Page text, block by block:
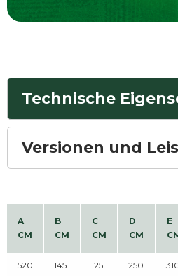
Technische
Versionen und
A
CM
B
CM
C
CM
D
CM
E
520 145 125 250